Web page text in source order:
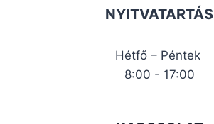
NYITVATARTÁS
Hétfő – Péntek
8:00 - 17:00